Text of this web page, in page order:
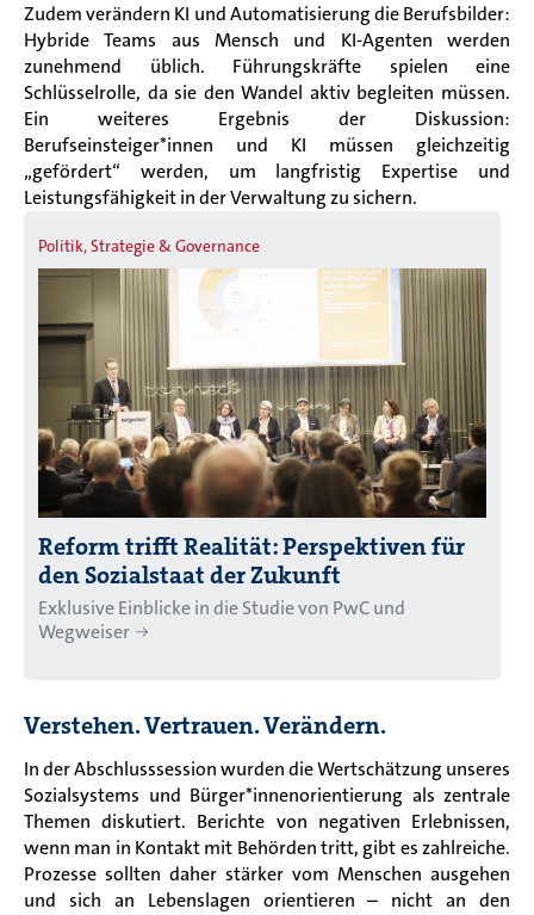
Zudem verändern KI und Automatisierung die Berufsbilder:
Hybride Teams aus Mensch und KI-Agenten werden
zunehmend üblich. Führungskräfte spielen eine
Schlüsselrolle, da sie den Wandel aktiv begleiten müssen.
Ein weiteres Ergebnis der Diskussion:
Berufseinsteiger*innen und KI müssen gleichzeitig
„gefördert“ werden, um langfristig Expertise und
Leistungsfähigkeit in der Verwaltung zu sichern.
Politik, Strategie & Governance
Reform trifft Realität: Perspektiven für
den Sozialstaat der Zukunft
Exklusive Einblicke in die Studie von PwC und
Wegweiser
Verstehen. Vertrauen. Verändern.
In der Abschlusssession wurden die Wertschätzung unseres
Sozialsystems und Bürger*innenorientierung als zentrale
Themen diskutiert. Berichte von negativen Erlebnissen,
wenn man in Kontakt mit Behörden tritt, gibt es zahlreiche.
Prozesse sollten daher stärker vom Menschen ausgehen
und sich an Lebenslagen orientieren – nicht an den